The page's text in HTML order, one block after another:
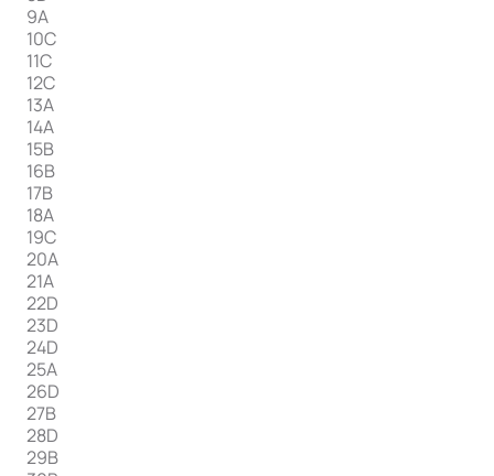
9A
10C
11C
12C
13A
14A
15B
16B
17B
18A
19C
20A
21A
22D
23D
24D
25A
26D
27B
28D
29B